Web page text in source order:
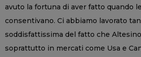
avuto la fortuna di aver fatto quando
consentivano. Ci abbiamo lavorato
soddisfattissima del fatto che Altesino
soprattutto in mercati come Usa e